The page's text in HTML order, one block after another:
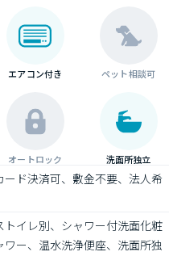
エアコン付き ペット相談可
オートロック 洗面所独立
ド決済可、敷金不要、法人希
イレ別、シャワー付洗面化粧
ー、温水洗浄便座、洗面所独